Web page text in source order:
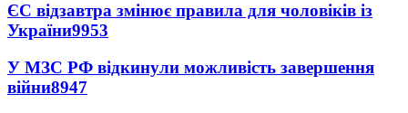
ЄС відзавтра змінює правила для чоловіків із
України9953
У МЗС РФ відкинули можливість завершення
війни8947